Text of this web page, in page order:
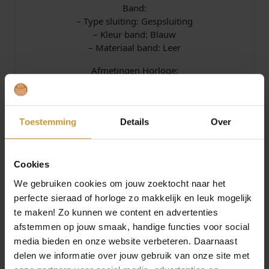
Toestemming Details Over
Cookies
We gebruiken cookies om jouw zoektocht naar het
perfecte sieraad of horloge zo makkelijk en leuk mogelijk
te maken! Zo kunnen we content en advertenties
afstemmen op jouw smaak, handige functies voor social
media bieden en onze website verbeteren. Daarnaast
delen we informatie over jouw gebruik van onze site met
Band:
– Type sluiting: Gespsluiting
– Kleur band: Blauw
– Materiaal band: Leer
Afmetingen Horloge:
Officiele fabrieksgarantie 2 jaar
Juwelierswebshop is officieel dealer van Citizen
horloges.
GRATIS Verzekerde verzending in Nederland bij
JuweliersWebshop.